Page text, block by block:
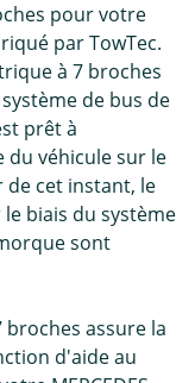
pour votre
par TowTec.
à 7 broches
de bus de
prêt à
véhicule sur le
cet instant, le
biais du système
sont
broches assure la
d'aide au